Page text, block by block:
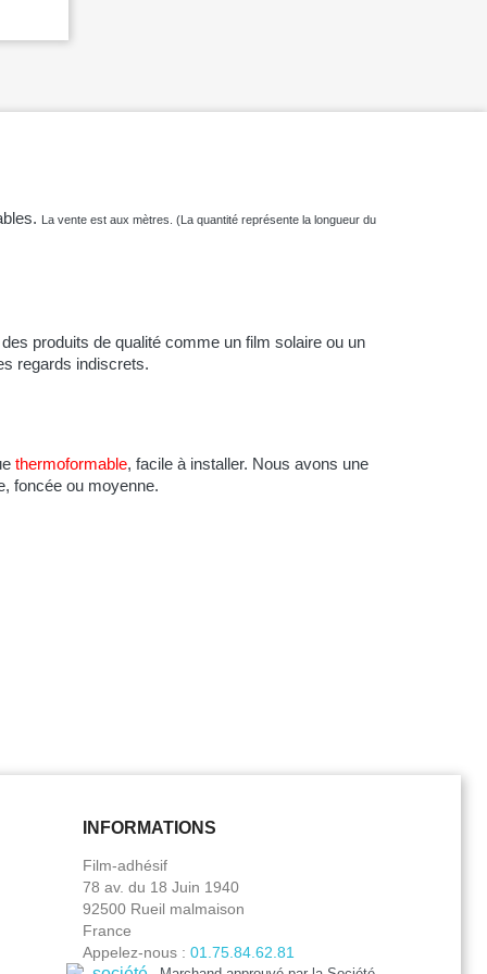
La vente est aux mètres. (La quantité représente la longueur du
produits de qualité comme un film solaire ou un
regards indiscrets.
thermoformable, facile à installer. Nous avons une
foncée ou moyenne.
INFORMATIONS
Film-adhésif
78 av. du 18 Juin 1940
92500 Rueil malmaison
France
Appelez-nous : 01.75.84.62.81